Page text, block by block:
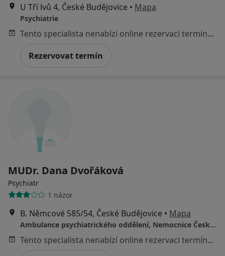
U Tří lvů 4, České Budějovice • Mapa
Psychiatrie
Tento specialista nenabízí online rezervaci termínu na této adrese.
Rezervovat termín
MUDr. Dana Dvořáková
Psychiatr
1 názor
B. Němcové 585/54, České Budějovice • Mapa
Ambulance psychiatrického oddělení, Nemocnice České Budějovice, a.s
Tento specialista nenabízí online rezervaci termínu na této adrese.